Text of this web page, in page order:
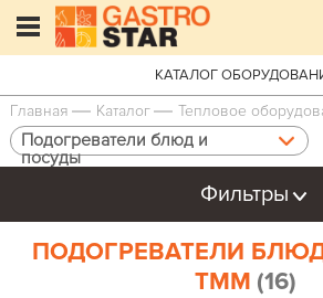
КАТАЛОГ
Главная Каталог Тепловое
Подогреватели блюд и
посуды
Фильтры
ПОДОГРЕВАТЕЛИ
ТММ (16)